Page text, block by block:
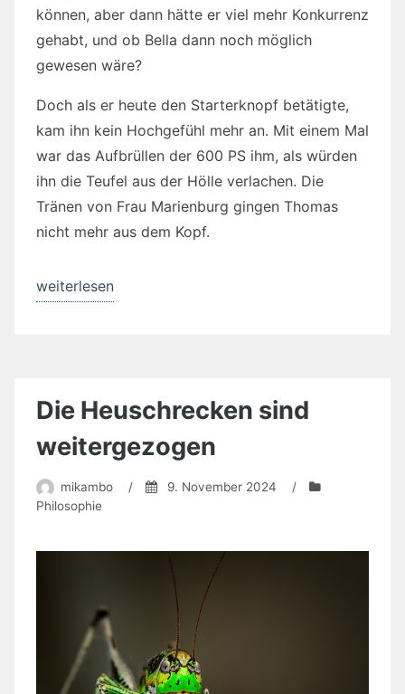
können, aber dann hätte er viel mehr Konkurrenz
gehabt, und ob Bella dann noch möglich
gewesen wäre?
Doch als er heute den Starterknopf betätigte,
kam ihn kein Hochgefühl mehr an. Mit einem Mal
war das Aufbrüllen der 600 PS ihm, als würden
ihn die Teufel aus der Hölle verlachen. Die
Tränen von Frau Marienburg gingen Thomas
nicht mehr aus dem Kopf.
„Manche
Richter“
weiterlesen
Die Heuschrecken sind
weitergezogen
mikambo / 9. November 2024
/
Philosophie